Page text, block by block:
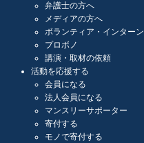
弁護士の方へ
メディアの方へ
ボランティア・インターン
プロボノ
講演・取材の依頼
活動を応援する
会員になる
法人会員になる
マンスリーサポーター
寄付する
モノで寄付する